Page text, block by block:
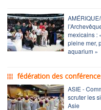
mexicains :
pleine mer,
aquarium »
fédération des
ASIE -
scruter les
Asie